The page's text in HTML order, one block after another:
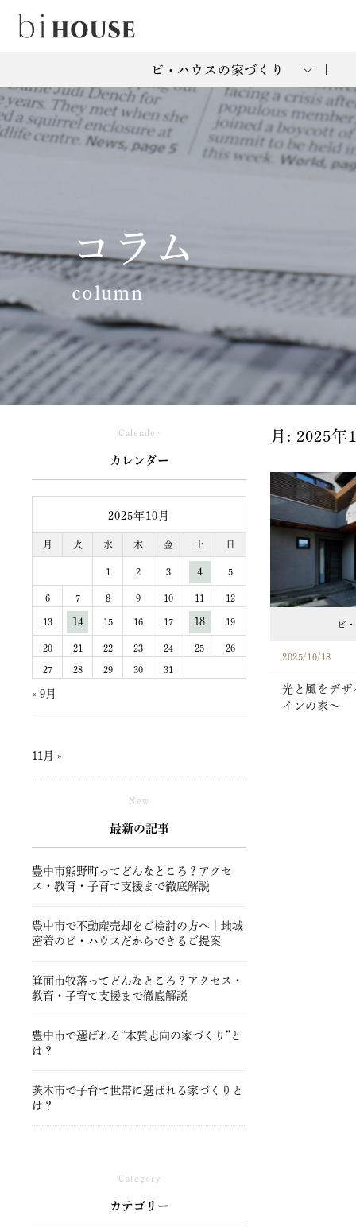
ビ・ハウスの家づくり
コラム
column
月: 2025年
ビ
2025/10/18
光と風をデザ
インの家～
Calender
カレンダー
2025年10月
月 火 水 木 金 土 日
1 2 3 4 5
6 7 8 9 10 11 12
13 14 15 16 17 18 19
20 21 22 23 24 25 26
27 28 29 30 31
« 9月
11月 »
New
最新の記事
豊中市熊野町ってどんなところ？アクセ
ス・教育・子育て支援まで徹底解説
豊中市で不動産売却をご検討の方へ｜地域
密着のビ・ハウスだからできるご提案
箕面市牧落ってどんなところ？アクセス・
教育・子育て支援まで徹底解説
豊中市で選ばれる“本質志向の家づくり”と
は？
茨木市で子育て世帯に選ばれる家づくりと
は？
Category
カテゴリー